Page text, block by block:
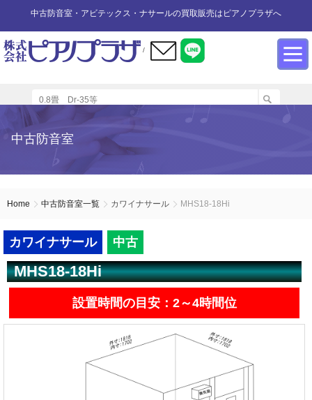
中古防音室・アビテックス・ナサールの買取販売はピアノプラザへ
/
カワイ防音ルーム
ユニットタイプ
ペット用防音室
防音室中古
展示品リスト
アビテックス2畳～3畳未満
アビテックス3畳～
カワイナサール
その他防音室
防音室買取
防音室WEB買取
防音室設置のアドバイス
防音室内へのピアノの設置
設置スペースの採寸方法
エアコンの設置方法
遮音性能の違いを体験
インフォメーション
商品の購入について
店舗までの案内地図
お問い合わせ
中古防音室
Home 中古防音室一覧 カワイナサール MHS18-18Hi
カワイナサール 中古
MHS18-18Hi
設置時間の目安：2～4時間位